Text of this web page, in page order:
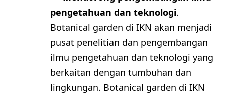
pengetahuan dan teknologi.
Botanical garden di IKN akan menjadi
pusat penelitian dan pengembangan
ilmu pengetahuan dan teknologi yang
berkaitan dengan tumbuhan dan
lingkungan. Botanical garden di IKN